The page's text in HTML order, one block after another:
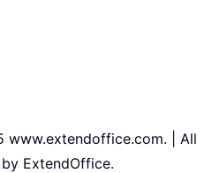
| All
ExtendOffice.